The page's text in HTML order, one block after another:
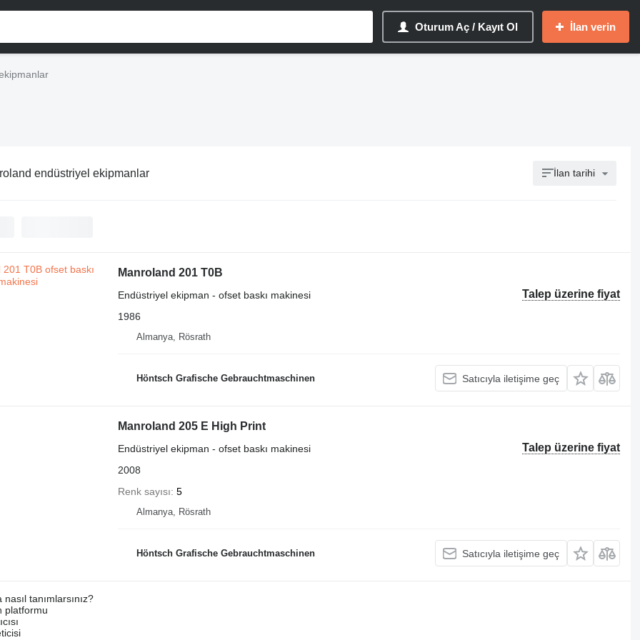
Oturum Aç / Kayıt Ol İlan verin
endüstriyel ekipmanlar İlan tarihi
Manroland 201 T0B
Talep üzerine fiyat
Endüstriyel ekipman - ofset baskı makinesi
1986
Almanya, Rösrath
Höntsch Grafische Gebrauchtmaschinen Satıcıyla iletişime geç
Manroland 205 E High Print
Talep üzerine fiyat
Endüstriyel ekipman - ofset baskı makinesi
2008
Renk sayısı 5
Almanya, Rösrath
Höntsch Grafische Gebrauchtmaschinen Satıcıyla iletişime geç
nasıl tanımlarsınız?
platformu